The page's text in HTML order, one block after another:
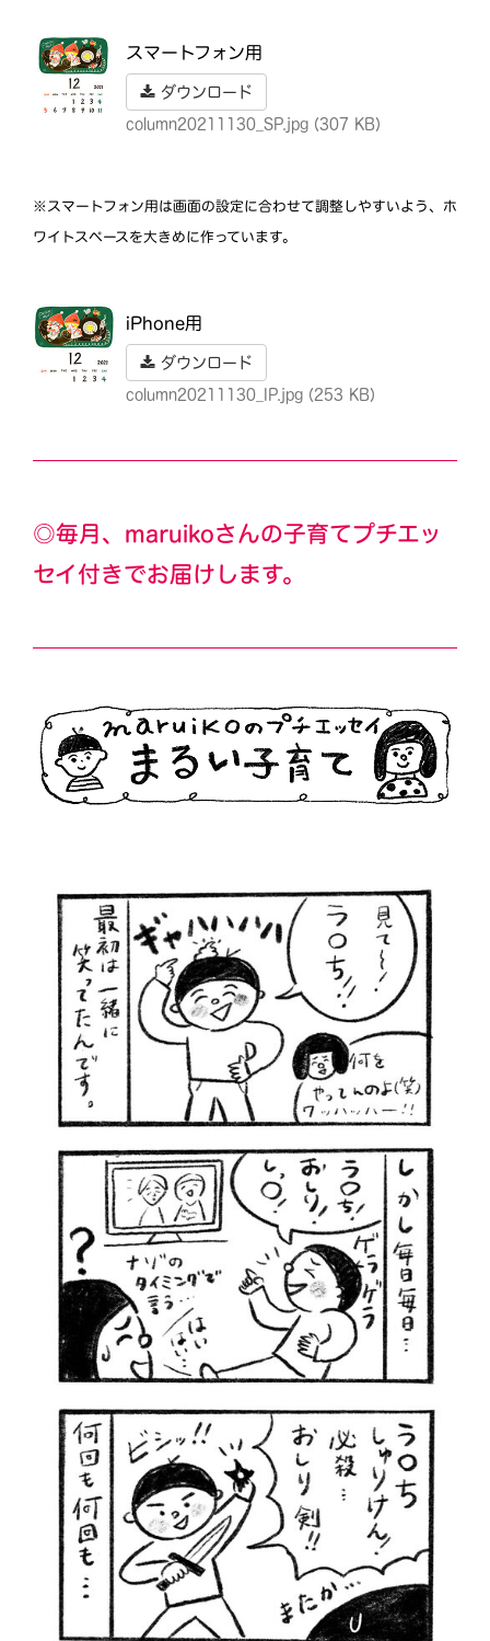
スマートフォン用
ダウンロード
column20211130_SP.jpg (307 KB)
※スマートフォン用は画面の設定に合わせて調整しやすいよう、ホ
ワイトスペースを大きめに作っています。
iPhone用
ダウンロード
column20211130_IP.jpg (253 KB)
◎毎月、maruikoさんの子育てプチエッ
セイ付きでお届けします。